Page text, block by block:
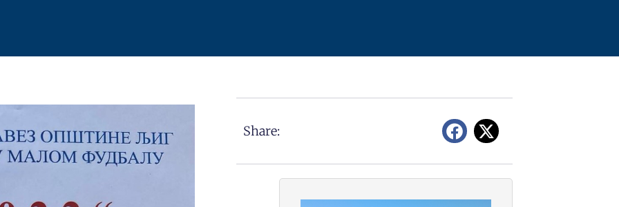
Share: